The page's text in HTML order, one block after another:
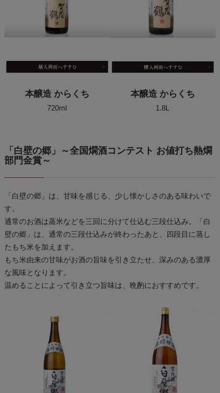
本醸造 からくち
720ml
本醸造 からくち
1.8L
「白壁の郷」～全国燗酒コンテスト お値打ち熱燗
部門金賞～
「白壁の郷」は、甘味を感じる、少し懐かしさのある味わいで
す。
通常のお酒は蒸米などを三回に分けて仕込む三段仕込み。「白
壁の郷」は、通常の三段仕込みが終わったあと、四段目に蒸し
たもち米を加えます。
もち米由来の甘味がお酒の旨味を引き立たせ、深みのある濃厚
な風味となります。
温めることによって引き立つ旨味は、晩酌におすすめです。